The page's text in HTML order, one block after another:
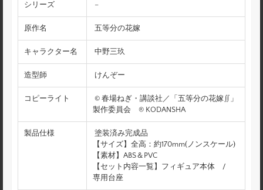
シリーズ –
原作名 五等分の花嫁
キャラクター名 中野三玖
造型師 けんぞー
コピーライト
© 春場ねぎ・講談社／「五等分の花嫁∬」
製作委員会 ® KODANSHA
製品仕様
塗装済み完成品
【サイズ】全高：約170mm(ノンスケール)
【素材】ABS＆PVC
【セット内容一覧】フィギュア本体 /
専用台座